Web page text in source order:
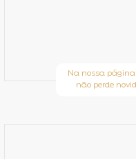
Na nossa
não perde